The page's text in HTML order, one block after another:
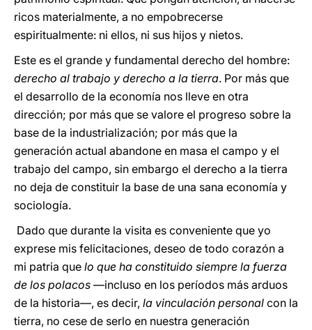
ricos materialmente, a no empobrecerse
espiritualmente: ni ellos, ni sus hijos y nietos.
Este es el grande y fundamental derecho del hombre:
derecho al trabajo y derecho a la tierra. Por más que
el desarrollo de la economía nos lleve en otra
dirección; por más que se valore el progreso sobre la
base de la industrialización; por más que la
generación actual abandone en masa el campo y el
trabajo del campo, sin embargo el derecho a la tierra
no deja de constituir la base de una sana economía y
sociología.
Dado que durante la visita es conveniente que yo
exprese mis felicitaciones, deseo de todo corazón a
mi patria que lo que ha constituido siempre la fuerza
de los polacos —incluso en los períodos más arduos
de la historia—, es decir, la vinculación personal con la
tierra, no cese de serlo en nuestra generación